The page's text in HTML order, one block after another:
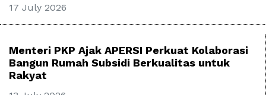
17 July 2026
Menteri PKP Ajak APERSI Perkuat Kolaborasi
Bangun Rumah Subsidi Berkualitas untuk
Rakyat